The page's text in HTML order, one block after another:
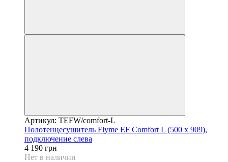
Артикул: TEFW/comfort-L
Полотенцесушитель Flyme EF Comfort L (500 х 909),
подключение слева
4 190 грн
Нет в наличии